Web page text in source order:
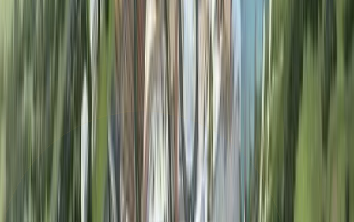
Nad Al Sheba Gardens Phase 2| Nad Al Sheba |
by Meraas
پلان‌های طبقه
Nad Al Sheba Gardens Phase 7 | Nad Al Sheba |
by Meraas
پلان‌های طبقه